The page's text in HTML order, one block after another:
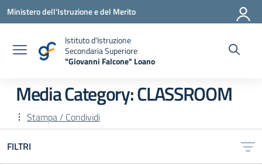
Vai ai contenuti
Vai al menu di navigazione
Vai al footer
Ministero dell'Istruzione e del Merito
Istituto d'Istruzione
Secondaria Superiore
"Giovanni Falcone" Loano
Media Category:CLASSROOM
Stampa / Condividi
FILTRI